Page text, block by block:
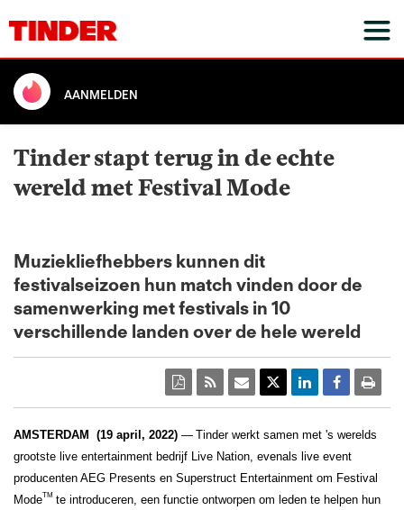
AANMELDEN
Tinder stapt terug in de echte
wereld met Festival Mode
Muziekliefhebbers kunnen dit
festivalseizoen hun match vinden door de
samenwerking met festivals in 10
verschillende landen over de hele wereld
AMSTERDAM  (19 april, 2022) — Tinder werkt samen met 's werelds
grootste live entertainment bedrijf Live Nation, evenals live event
producenten AEG Presents en Superstruct Entertainment om Festival
ModeTM te introduceren, een functie ontworpen om leden te helpen hun